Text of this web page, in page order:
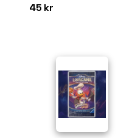
45 kr